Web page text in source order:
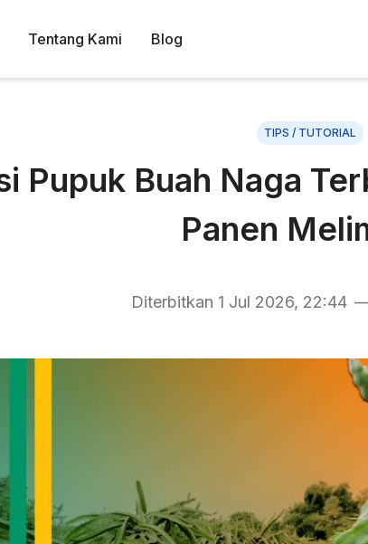
Tentang Kami Blog
TIPS / TUTORIAL
Pupuk Buah Naga
Panen
Diterbitkan 1 Jul 2026, 22:44